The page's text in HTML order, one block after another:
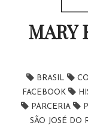
MARY
BRASIL
FACEBOOK
PARCERIA
SÃO JOSÉ DO